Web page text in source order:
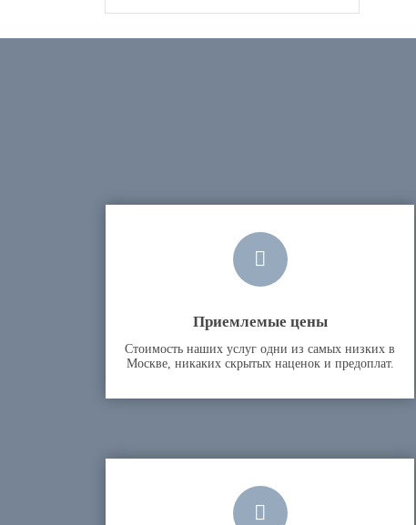
Приемлемые цены
Стоимость наших услуг одни из самых низких в
Москве, никаких скрытых наценок и предоплат.